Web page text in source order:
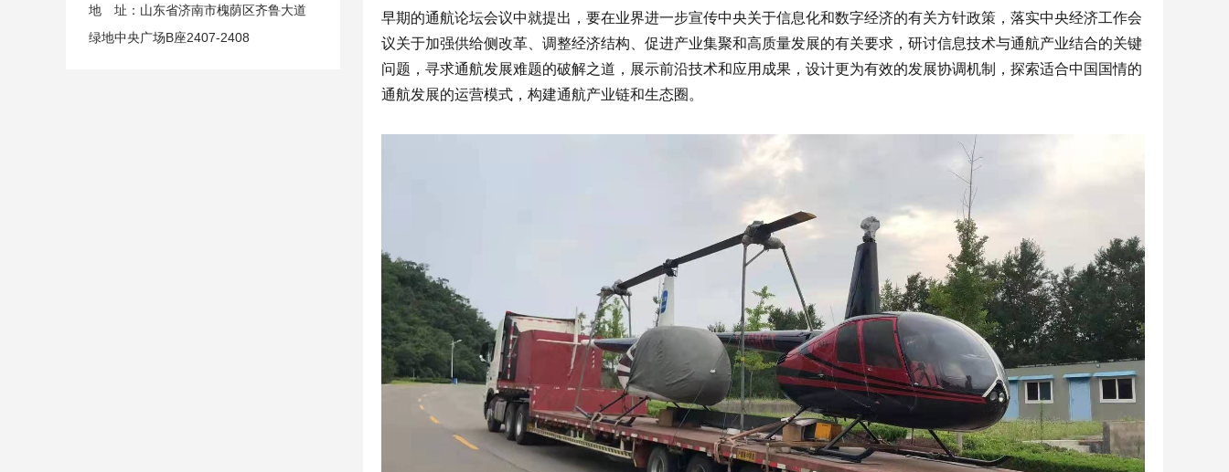
地 址：山东省济南市槐荫区齐鲁大道
绿地中央广场B座2407-2408
早期的通航论坛会议中就提出，要在业界进一步宣传中央关于信息化和数字经济的有关方针政策，落实中央经济工作会
议关于加强供给侧改革、调整经济结构、促进产业集聚和高质量发展的有关要求，研讨信息技术与通航产业结合的关键
问题，寻求通航发展难题的破解之道，展示前沿技术和应用成果，设计更为有效的发展协调机制，探索适合中国国情的
通航发展的运营模式，构建通航产业链和生态圈。